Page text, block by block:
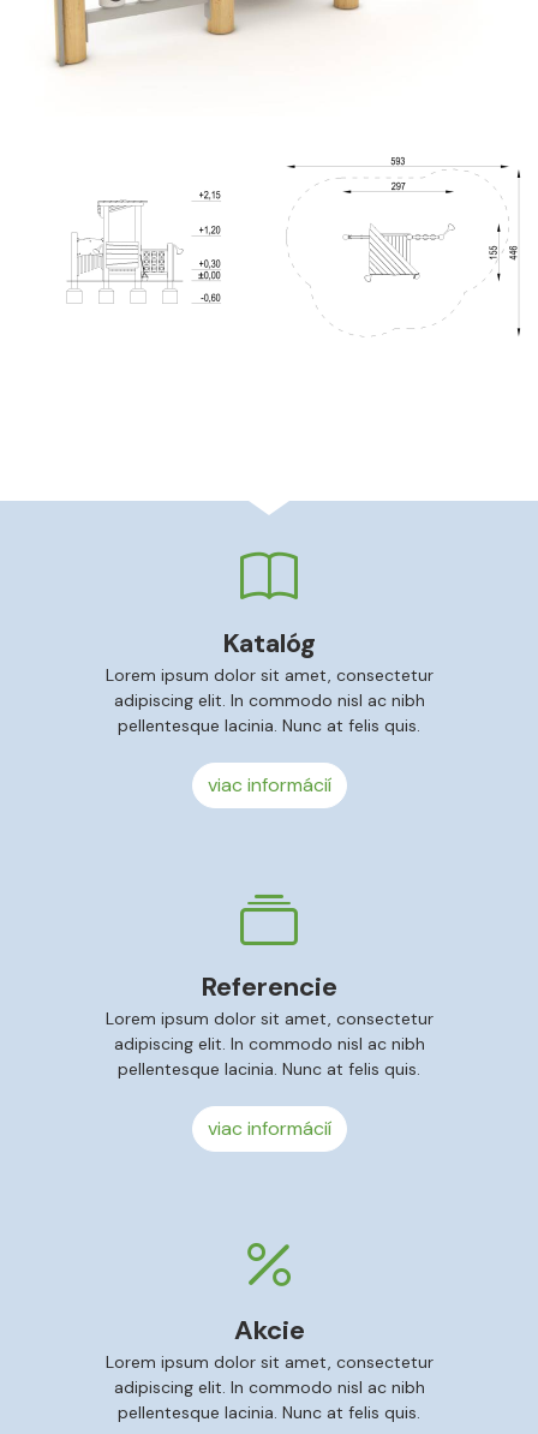
Katalóg
Lorem ipsum dolor sit amet, consectetur
adipiscing elit. In commodo nisl ac nibh
pellentesque lacinia. Nunc at felis quis.
viac informácií
Referencie
Lorem ipsum dolor sit amet, consectetur
adipiscing elit. In commodo nisl ac nibh
pellentesque lacinia. Nunc at felis quis.
viac informácií
Akcie
Lorem ipsum dolor sit amet, consectetur
adipiscing elit. In commodo nisl ac nibh
pellentesque lacinia. Nunc at felis quis.